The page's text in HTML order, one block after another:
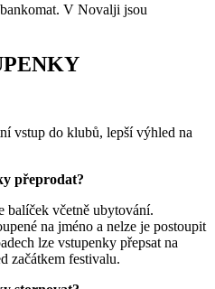
V Novalji jsou
vstup do klubů, lepší výhled na
přeprodat?
balíček včetně ubytování.
na jméno a nelze je postoupit
lze vstupenky přepsat na
začátkem festivalu.